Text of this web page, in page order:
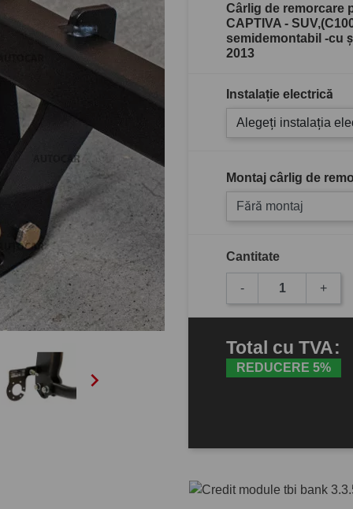

Cârlig de remorcare
CAPTIVA -
semidemontabil -cu
2013
Instalație electrică
Alegeți instalația
Montaj cârlig de
Fără montaj
Cantitate
- +
Total cu TVA:
REDUCERE 5%